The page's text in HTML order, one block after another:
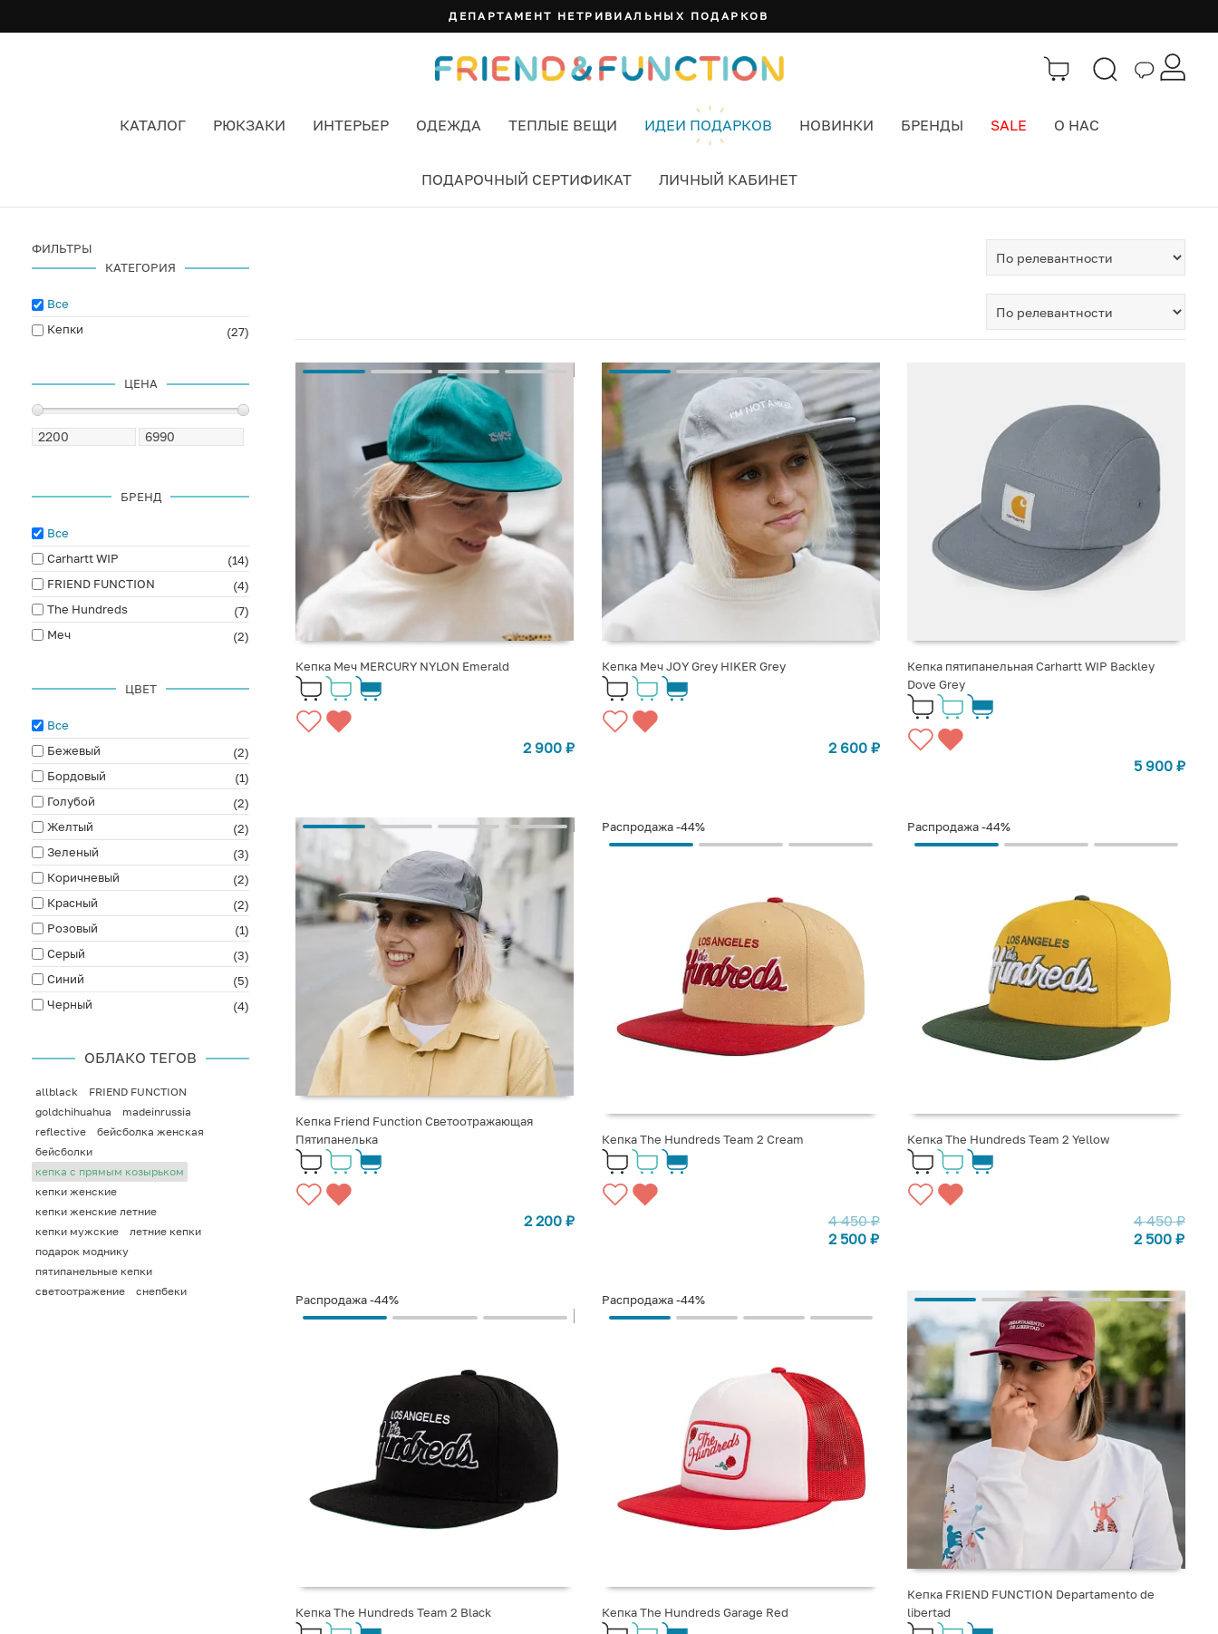
ДЕПАРТАМЕНТ НЕТРИВИАЛЬНЫХ ПОДАРКОВ
КАТАЛОГ РЮКЗАКИ ИНТЕРЬЕР ОДЕЖДА ТЕПЛЫЕ ВЕЩИ ИДЕИ ПОДАРКОВ НОВИНКИ БРЕНДЫ SALE О НАС
ПОДАРОЧНЫЙ СЕРТИФИКАТ ЛИЧНЫЙ КАБИНЕТ
ФИЛЬТРЫ
КАТЕГОРИЯ
Все
Кепки
(27)
ЦЕНА
БРЕНД
Все
Carhartt WIP
(14)
FRIEND FUNCTION
(4)
The Hundreds
(7)
Меч
(2)
ЦВЕТ
Все
Бежевый
(2)
Бордовый
(1)
Голубой
(2)
Желтый
(2)
Зеленый
(3)
Коричневый
(2)
Красный
(2)
Розовый
(1)
Серый
(3)
Синий
(5)
Черный
(4)
ОБЛАКО ТЕГОВ
allblack
FRIEND FUNCTION
goldchihuahua
madeinrussia
reflective
бейсболка женская
бейсболки
кепка с прямым козырьком
кепки женские
кепки женские летние
кепки мужские
летние кепки
подарок моднику
пятипанельные кепки
светоотражение
снепбеки
Кепка Меч MERCURY NYLON Emerald
2 900 ₽
Кепка Меч JOY Grey HIKER Grey
2 600 ₽
Кепка пятипанельная Carhartt WIP Backley
Dove Grey
5 900 ₽
Кепка Friend Function Светоотражающая
Пятипанелька
2 200 ₽
Распродажа -44%
Кепка The Hundreds Team 2 Cream
4 450₽
2 500 ₽
Распродажа -44%
Кепка The Hundreds Team 2 Yellow
4 450₽
2 500 ₽
Распродажа -44%
Кепка The Hundreds Team 2 Black
Распродажа -44%
Кепка The Hundreds Garage Red
Кепка FRIEND FUNCTION Departamento de
libertad